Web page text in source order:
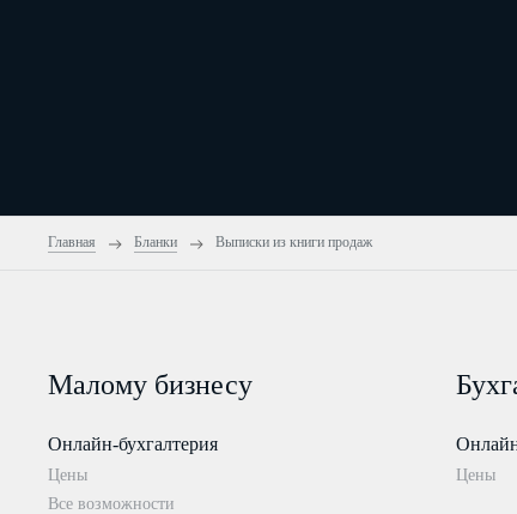
Главная Бланки Выписки из книги продаж
Малому бизнесу
Онлайн-бухгалтерия
Цены
Все возможности
Цены